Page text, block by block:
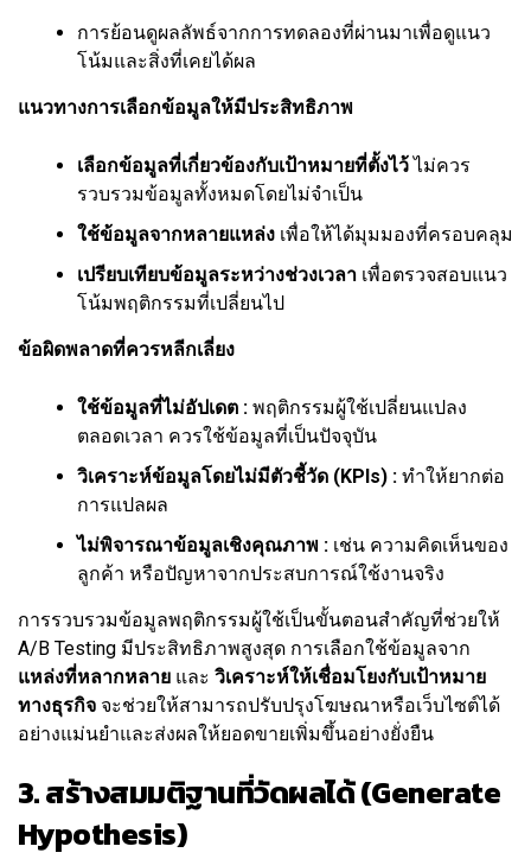
การย้อนดูผลลัพธ์จากการทดลองที่ผ่านมาเพื่อดูแนว
โน้มและสิ่งที่เคยได้ผล
แนวทางการเลือกข้อมูลให้มีประสิทธิภาพ
เลือกข้อมูลที่เกี่ยวข้องกับเป้าหมายที่ตั้งไว้ไม่ควร
รวบรวมข้อมูลทั้งหมดโดยไม่จำเป็น
ใช้ข้อมูลจากหลายแหล่ง เพื่อให้ได้มุมมองที่ครอบคลุม
เปรียบเทียบข้อมูลระหว่างช่วงเวลา เพื่อตรวจสอบแนว
โน้มพฤติกรรมที่เปลี่ยนไป
ข้อผิดพลาดที่ควรหลีกเลี่ยง
ใช้ข้อมูลที่ไม่อัปเดต : พฤติกรรมผู้ใช้เปลี่ยนแปลง
ตลอดเวลา ควรใช้ข้อมูลที่เป็นปัจจุบัน
วิเคราะห์ข้อมูลโดยไม่มีตัวชี้วัด (KPIs) : ทำให้ยากต่อ
การแปลผล
ไม่พิจารณาข้อมูลเชิงคุณภาพ : เช่น ความคิดเห็นของ
ลูกค้า หรือปัญหาจากประสบการณ์ใช้งานจริง
การรวบรวมข้อมูลพฤติกรรมผู้ใช้เป็นขั้นตอนสำคัญที่ช่วยให้
A/B Testing มีประสิทธิภาพสูงสุด การเลือกใช้ข้อมูลจาก
แหล่งที่หลากหลาย และ วิเคราะห์ให้เชื่อมโยงกับเป้าหมาย
ทางธุรกิจ จะช่วยให้สามารถปรับปรุงโฆษณาหรือเว็บไซต์ได้
อย่างแม่นยำและส่งผลให้ยอดขายเพิ่มขึ้นอย่างยั่งยืน
3. สร้างสมมติฐานที่วัดผลได้ (Generate
Hypothesis)